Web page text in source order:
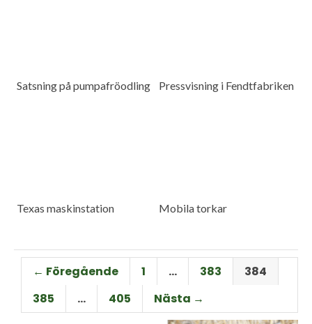
Satsning på pumpafröodling Pressvisning i Fendtfabriken
Texas maskinstation Mobila torkar
← Föregående 1 … 383
384
385
… 405 Nästa →